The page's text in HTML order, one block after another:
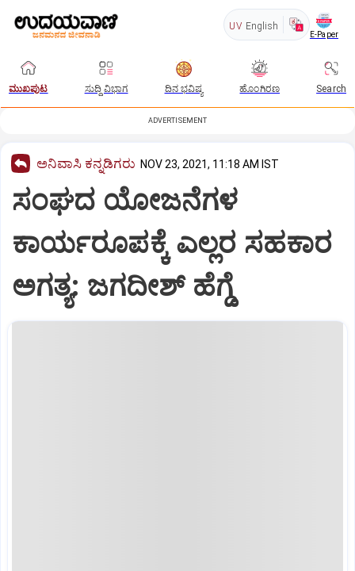
UV English
E-Paper
ಮುಖಪುಟ ಸುದ್ದಿ ವಿಭಾಗ ದಿನ ಭವಿಷ್ಯ ಹೊಂಗಿರಣ Search
ADVERTISEMENT
ಅನಿವಾಸಿ ಕನ್ನಡಿಗರು NOV 23, 2021, 11:18 AM IST
ಸಂಘದ ಯೋಜನೆಗಳ
ಕಾರ್ಯರೂಪಕ್ಕೆ ಎಲ್ಲರ ಸಹಕಾರ
ಅಗತ್ಯ: ಜಗದೀಶ್‌ ಹೆಗ್ಡೆ